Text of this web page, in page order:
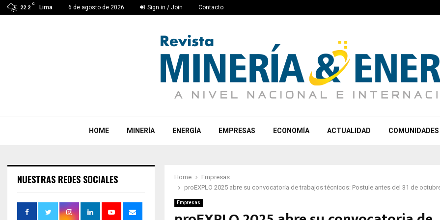
22.2
C
Lima 6 de agosto de 2026 Sign in / Join Contacto
HOME MINERÍA ENERGÍA EMPRESAS ECONOMÍA ACTUALIDAD COMUNIDADES
Home
Empresas
proEXPLO 2025 abre su convocatoria de trabajos técnicos: Postule antes del 31 de
Empresas
NUESTRAS REDES SOCIALES